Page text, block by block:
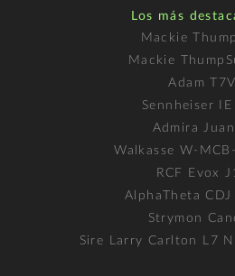
Los más
Mackie
Mackie
Adam T7V
Sennheiser
Admira
Walkasse W-
RCF Evox
AlphaTheta CDJ
Strymon
Sire Larry Carlton L7